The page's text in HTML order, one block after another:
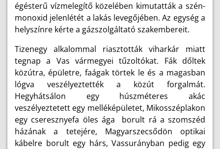
égésterű vízmelegítő közelében kimutatták a szén-
monoxid jelenlétét a lakás levegőjében. Az egység a
helyszínre kérte a gázszolgáltató szakembereit.
Tizenegy alkalommal riasztották viharkár miatt
tegnap a Vas vármegyei tűzoltókat. Fák dőltek
közútra, épületre, faágak törtek le és a magasban
lógva veszélyeztették a közút forgalmát.
Hegyhátsálon egy húszméteres akác
veszélyeztetett egy melléképületet, Mikosszéplakon
egy cseresznyefa öles ága borult rá a szomszéd
házának a tetejére, Magyarszecsődön optikai
kábelre borult egy hárs, Vassurányban pedig egy